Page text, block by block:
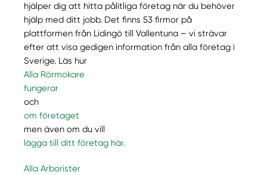
hjälper dig att hitta pålitliga företag när du behöver
hjälp med ditt jobb. Det finns 53 firmor på
plattformen från Lidingö till Vallentuna – vi strävar
efter att visa gedigen information från alla företag i
Sverige. Läs hur
Alla Rörmokare
fungerar
och
om företaget
men även om du vill
lägga till ditt företag här.
Alla Arborister